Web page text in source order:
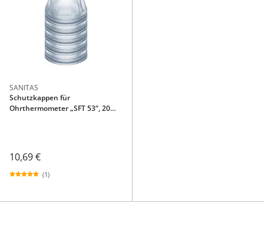
SANITAS
Schutzkappen für
Ohrthermometer „SFT 53“, 20
10,69 €
(1)